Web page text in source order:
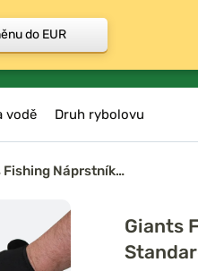
vodě Druh rybolovu
Fishing Náprstník…
Giants
do EUR